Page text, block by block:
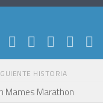
HISTORIA
Mames Marathon